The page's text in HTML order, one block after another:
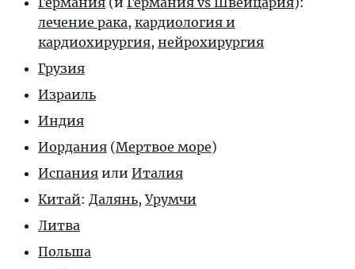
лечение рака, кардиология и
кардиохирургия, нейрохирургия
Грузия
Израиль
Индия
Иордания (Мертвое море)
Испания или Италия
Китай: Далянь, Урумчи
Литва
Польша